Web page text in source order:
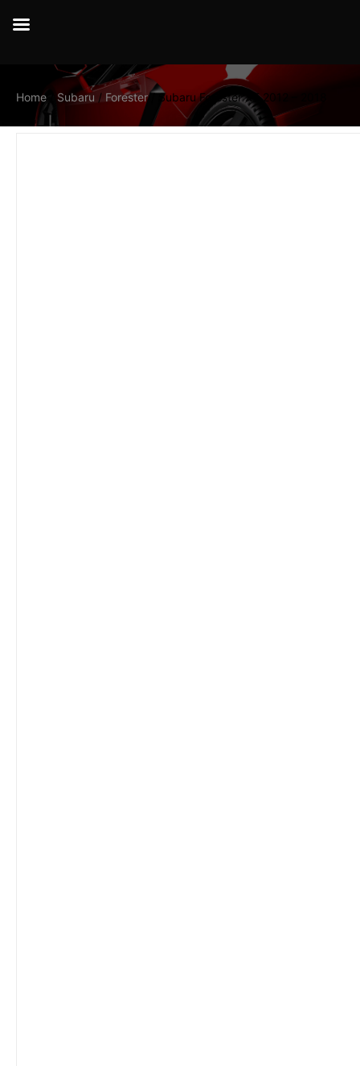
Home Subaru / Forester/ Subaru Forester XT 2012 – 2018